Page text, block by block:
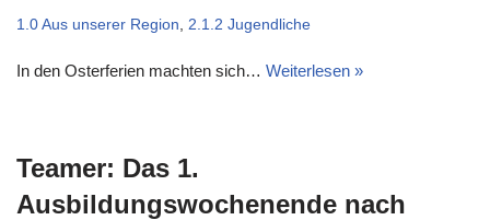
1.0 Aus unserer Region 2.1.2 Jugendliche
In den Osterferien machten sich… Weiterlesen »
Teamer: Das 1.
Ausbildungswochenende nach